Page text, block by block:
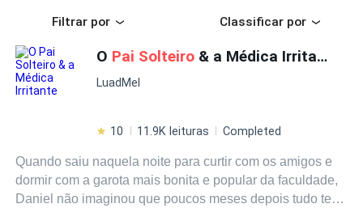
Filtrar por Classificar por
O Pai Solteiro & a Médica Irritante
LuadMel
10 11.9K leituras Completed
Quando saiu naquela noite para curtir com os amigos e
dormir com a garota mais bonita e popular da faculdade,
Daniel não imaginou que poucos meses depois tudo teria